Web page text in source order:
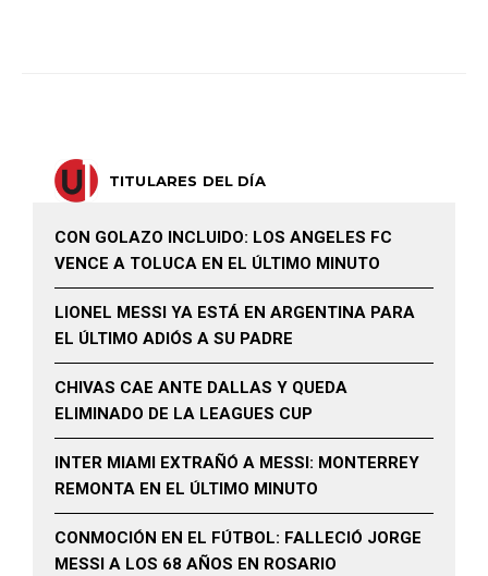
TITULARES DEL DÍA
CON GOLAZO INCLUIDO: LOS ANGELES FC
VENCE A TOLUCA EN EL ÚLTIMO MINUTO
LIONEL MESSI YA ESTÁ EN ARGENTINA PARA
EL ÚLTIMO ADIÓS A SU PADRE
CHIVAS CAE ANTE DALLAS Y QUEDA
ELIMINADO DE LA LEAGUES CUP
INTER MIAMI EXTRAÑÓ A MESSI: MONTERREY
REMONTA EN EL ÚLTIMO MINUTO
CONMOCIÓN EN EL FÚTBOL: FALLECIÓ JORGE
MESSI A LOS 68 AÑOS EN ROSARIO